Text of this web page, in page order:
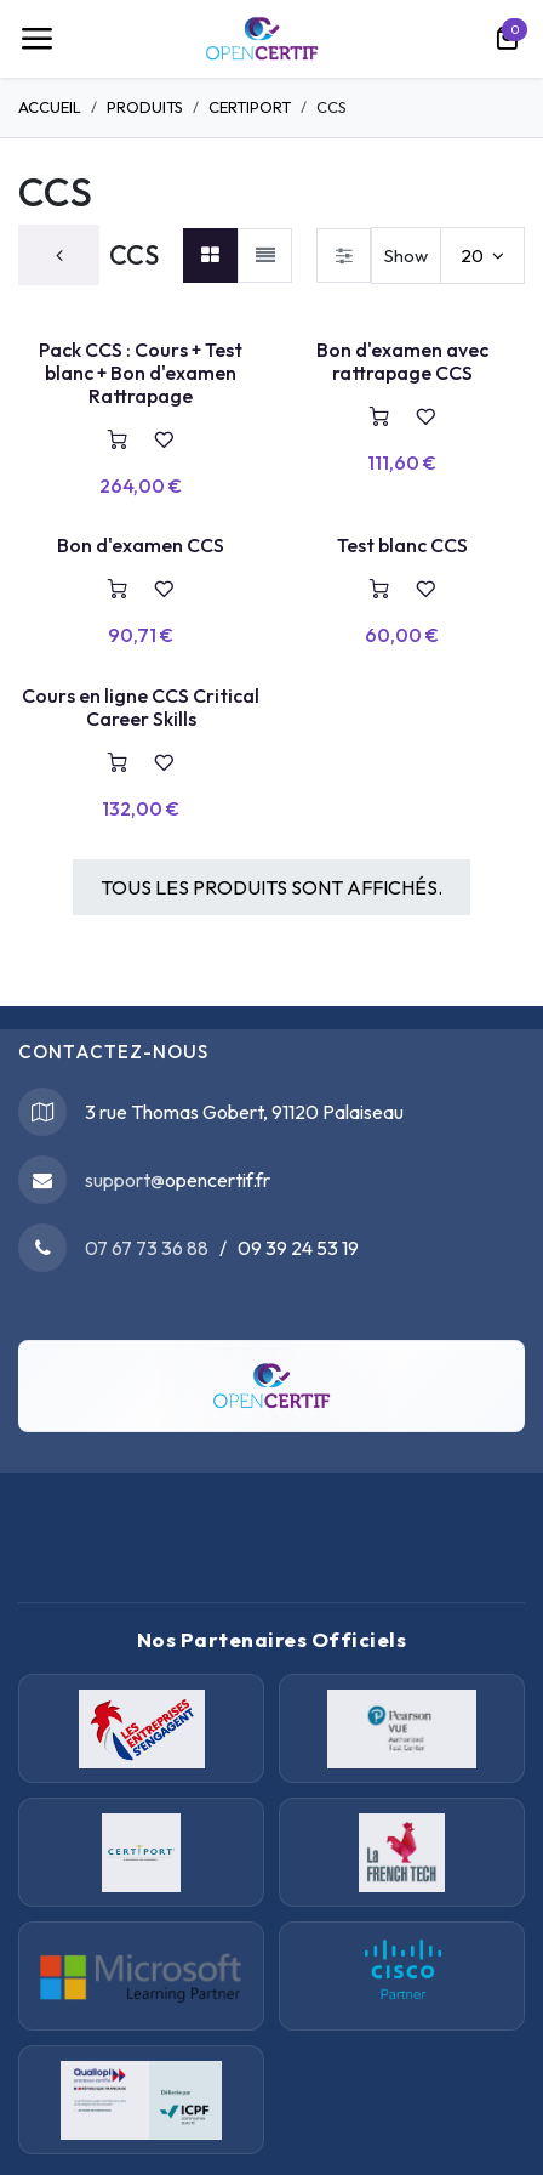
0
ACCUEIL PRODUITS CERTIPORT CCS
CCS
CCS Show 20
TEST LABEL
Pack CCS : Cours + Test
blanc + Bon d'examen
Rattrapage
264,00 €
E
X
AM
E
N
+
R
E
P
A
S
S
A
GE
Bon d'examen avec
rattrapage CCS
111,60 €
VOUCHER
Bon d'examen CCS
90,71 €
TEST BLANC
Test blanc CCS
60,00 €
COURS EN LIGNE
Cours en ligne CCS Critical
Career Skills
132,00 €
TOUS LES PRODUITS SONT AFFICHÉS.
CONTACTEZ-NOUS
3 rue Thomas Gobert, 91120 Palaiseau
support@opencertif.fr
07 67 73 36 88 / 09 39 24 53 19
Nos Partenaires Officiels